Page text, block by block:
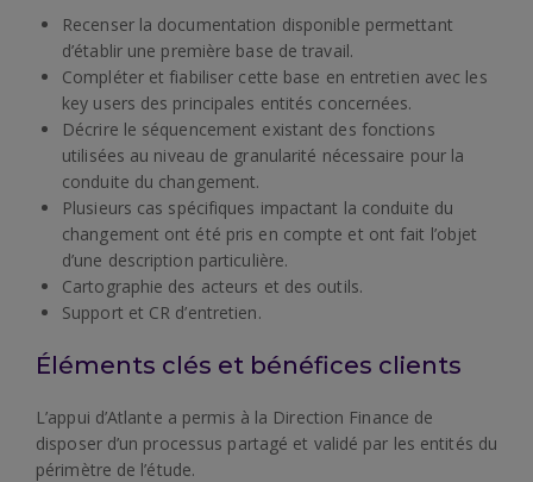
Recenser la documentation disponible permettant
d’établir une première base de travail.
Compléter et fiabiliser cette base en entretien avec les
key users des principales entités concernées.
Décrire le séquencement existant des fonctions
utilisées au niveau de granularité nécessaire pour la
conduite du changement.
Plusieurs cas spécifiques impactant la conduite du
changement ont été pris en compte et ont fait l’objet
d’une description particulière.
Cartographie des acteurs et des outils.
Support et CR d’entretien.
Éléments clés et bénéfices clients
L’appui d’Atlante a permis à la Direction Finance de
disposer d’un processus partagé et validé par les entités du
périmètre de l’étude.